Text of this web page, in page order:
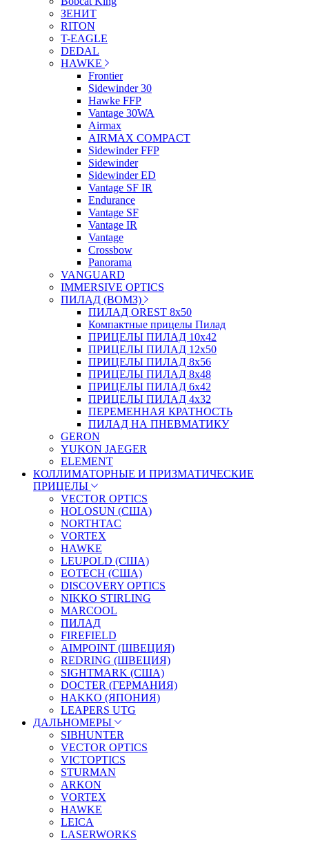
ЗЕНИТ
RITON
T-EAGLE
DEDAL
HAWKE
Frontier
Sidewinder 30
Hawke FFP
Vantage 30WA
Airmax
AIRMAX COMPACT
Sidewinder FFP
Sidewinder
Sidewinder ED
Vantage SF IR
Endurance
Vantage SF
Vantage IR
Vantage
Crossbow
Panorama
VANGUARD
IMMERSIVE OPTICS
ПИЛАД (ВОМЗ)
ПИЛАД OREST 8х50
Компактные прицелы Пилад
ПРИЦЕЛЫ ПИЛАД 10х42
ПРИЦЕЛЫ ПИЛАД 12х50
ПРИЦЕЛЫ ПИЛАД 8х56
ПРИЦЕЛЫ ПИЛАД 8х48
ПРИЦЕЛЫ ПИЛАД 6х42
ПРИЦЕЛЫ ПИЛАД 4х32
ПЕРЕМЕННАЯ КРАТНОСТЬ
ПИЛАД НА ПНЕВМАТИКУ
GERON
YUKON JAEGER
ELEMENT
КОЛЛИМАТОРНЫЕ И ПРИЗМАТИЧЕСКИЕ
ПРИЦЕЛЫ
VECTOR OPTICS
HOLOSUN (США)
NORTHTAC
VORTEX
HAWKE
LEUPOLD (США)
EOTECH (США)
DISCOVERY OPTICS
NIKKO STIRLING
MARCOOL
ПИЛАД
FIREFIELD
AIMPOINT (ШВЕЦИЯ)
REDRING (ШВЕЦИЯ)
SIGHTMARK (США)
DOCTER (ГЕРМАНИЯ)
HAKKO (ЯПОНИЯ)
LEAPERS UTG
ДАЛЬНОМЕРЫ
SIBHUNTER
VECTOR OPTICS
VICTOPTICS
STURMAN
ARKON
VORTEX
HAWKE
LEICA
LASERWORKS